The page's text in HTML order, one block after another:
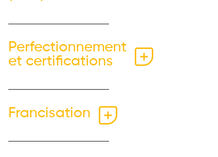
Perfectionnement
et certifications
Francisation